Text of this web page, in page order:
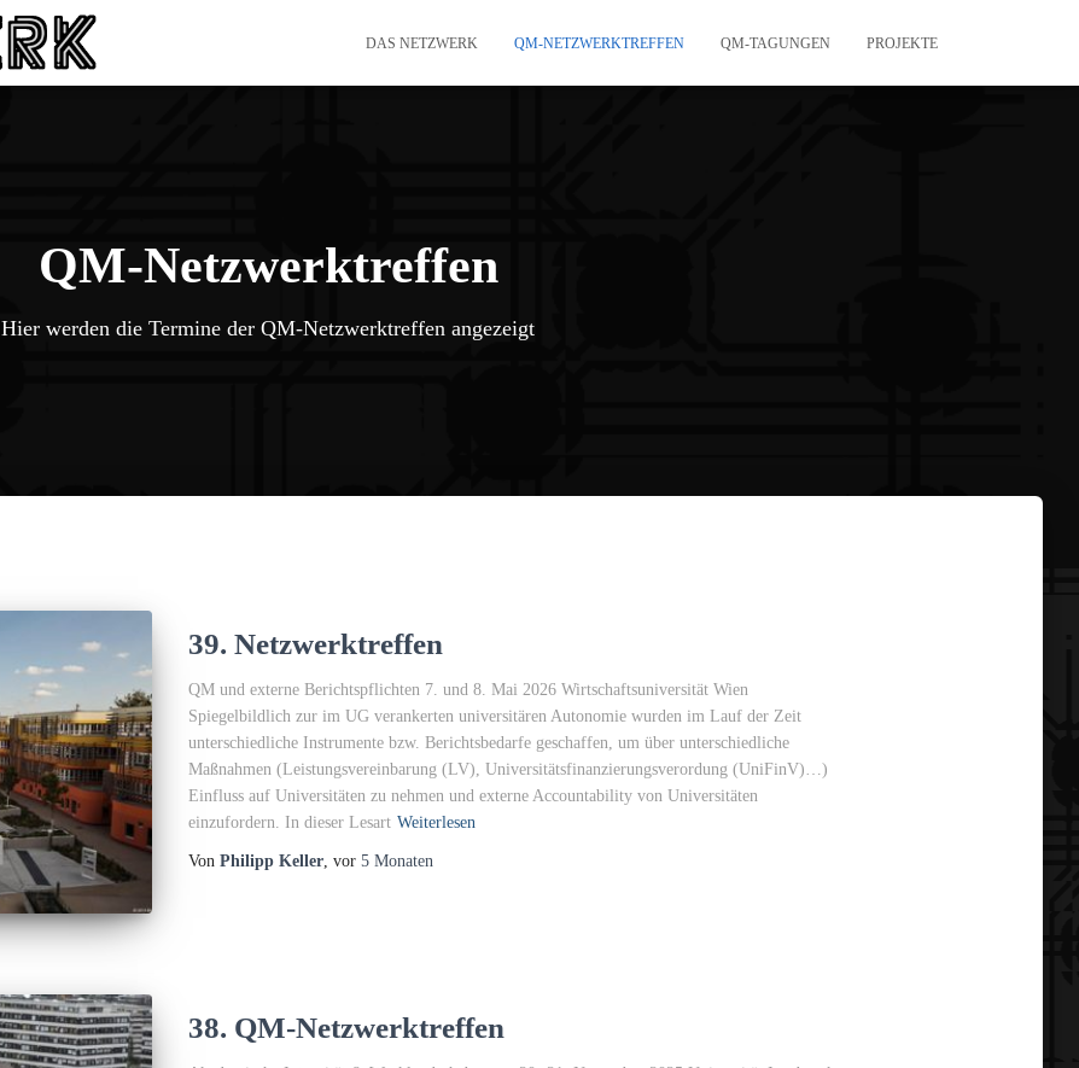
DAS NETZWERK QM-NETZWERKTREFFEN QM-TAGUNGEN PROJEKTE
QM-Netzwerktreffen
Hier werden die Termine der QM-Netzwerktreffen angezeigt
39. Netzwerktreffen
QM und externe Berichtspflichten 7. und 8. Mai 2026 Wirtschaftsuniversität Wien
Spiegelbildlich zur im UG verankerten universitären Autonomie wurden im Lauf der Zeit
unterschiedliche Instrumente bzw. Berichtsbedarfe geschaffen, um über unterschiedliche
Maßnahmen (Leistungsvereinbarung (LV), Universitätsfinanzierungsverordung (UniFinV)…)
Einfluss auf Universitäten zu nehmen und externe Accountability von Universitäten
einzufordern. In dieser Lesart Weiterlesen
Von Philipp Keller, vor 5 Monaten
38. QM-Netzwerktreffen